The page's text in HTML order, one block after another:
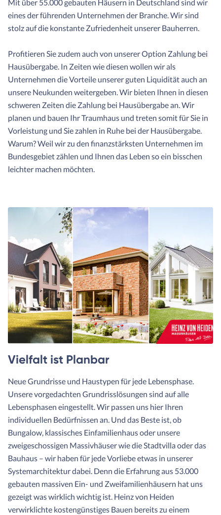
Mit über 55.000 gebauten Häusern in Deutschland sind wir
eines der führenden Unternehmen der Branche. Wir sind
stolz auf die konstante Zufriedenheit unserer Bauherren.
Profitieren Sie zudem auch von unserer Option Zahlung bei
Hausübergabe. In Zeiten wie diesen wollen wir als
Unternehmen die Vorteile unserer guten Liquidität auch an
unsere Neukunden weitergeben. Wir bieten Ihnen in diesen
schweren Zeiten die Zahlung bei Hausübergabe an. Wir
planen und bauen Ihr Traumhaus und treten somit für Sie in
Vorleistung und Sie zahlen in Ruhe bei der Hausübergabe.
Warum? Weil wir zu den finanzstärksten Unternehmen im
Bundesgebiet zählen und Ihnen das Leben so ein bisschen
leichter machen möchten.
Vielfalt ist Planbar
Neue Grundrisse und Haustypen für jede Lebensphase.
Unsere vorgedachten Grundrisslösungen sind auf alle
Lebensphasen eingestellt. Wir passen uns hier Ihren
individuellen Bedürfnissen an. Und das Beste ist, ob
Bungalow, klassisches Einfamilienhaus oder unsere
zweigeschossigen Massivhäuser wie die Stadtvilla oder das
Bauhaus – wir haben für jede Vorliebe etwas in unserer
Systemarchitektur dabei. Denn die Erfahrung aus 53.000
gebauten massiven Ein- und Zweifamilienhäusern hat uns
gezeigt was wirklich wichtig ist. Heinz von Heiden
verwirklichte kostengünstiges Bauen bereits zu einem